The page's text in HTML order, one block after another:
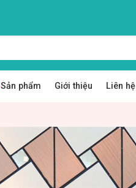
Sản phẩm Giới thiệu Liên hệ